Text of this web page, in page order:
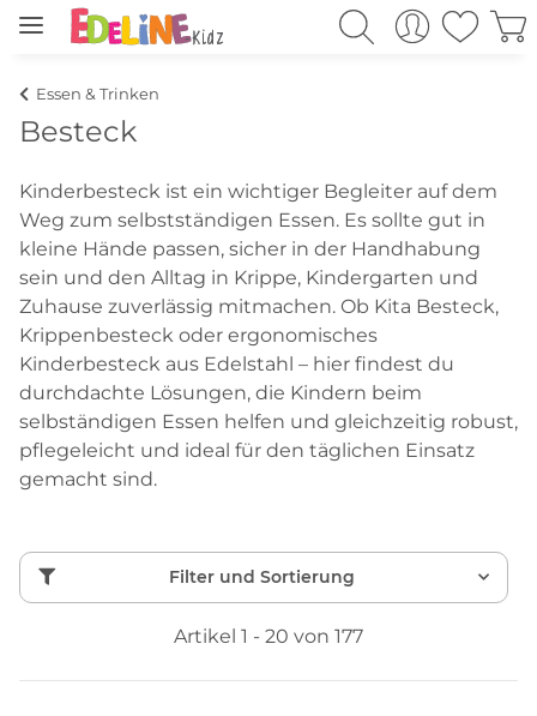
Essen & Trinken
Besteck
Kinderbesteck ist ein wichtiger Begleiter auf dem
Weg zum selbstständigen Essen. Es sollte gut in
kleine Hände passen, sicher in der Handhabung
sein und den Alltag in Krippe, Kindergarten und
Zuhause zuverlässig mitmachen. Ob Kita Besteck,
Krippenbesteck oder ergonomisches
Kinderbesteck aus Edelstahl – hier findest du
durchdachte Lösungen, die Kindern beim
selbständigen Essen helfen und gleichzeitig robust,
pflegeleicht und ideal für den täglichen Einsatz
gemacht sind.
Filter und Sortierung
Artikel 1 - 20 von 177